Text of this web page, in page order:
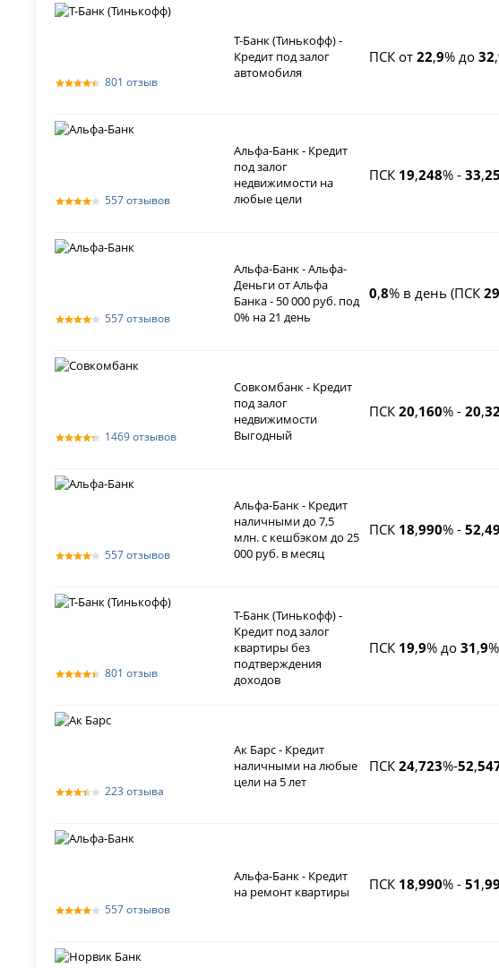
801 отзыв
Т-Банк (Тинькофф) -
Кредит под залог
автомобиля
ПСК от 22,9% до 32,
557 отзывов
Альфа-Банк - Кредит
под залог
недвижимости на
любые цели
ПСК 19,248% - 33,
557 отзывов
Альфа-Банк - Альфа-
Деньги от Альфа
Банка - 50 000 руб. под
0% на 21 день
0,8% в день (ПСК
1469 отзывов
Совкомбанк - Кредит
под залог
недвижимости
Выгодный
ПСК 20,160% - 20,
557 отзывов
Альфа-Банк - Кредит
наличными до 7,5
млн. с кешбэком до 25
000 руб. в месяц
ПСК 18,990% - 52,
801 отзыв
Т-Банк (Тинькофф) -
Кредит под залог
квартиры без
подтверждения
доходов
ПСК 19,9% до 31,9%
223 отзыва
Ак Барс - Кредит
наличными на любые
цели на 5 лет
ПСК 24,723%-52,
557 отзывов
Альфа-Банк - Кредит
на ремонт квартиры
ПСК 18,990% - 51,